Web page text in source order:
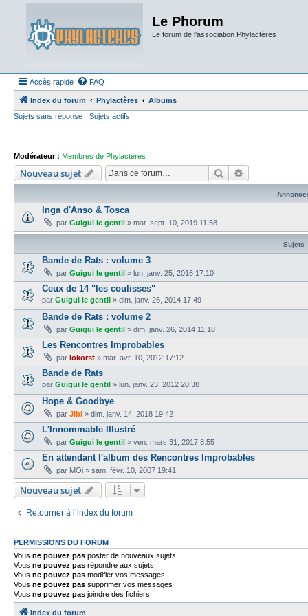
Le Phorum
Le forum de l'association Phylactères
Accès rapide FAQ
Index du forum Phylactères
Albums
Sujets sans réponse
Sujets actifs
Modérateur : Membres de Phylactères
Nouveau sujet Rechercher
Inga d'Anso & Tosca
par Guigui le gentil » mar. sept. 10, 2019 11:58
Sujets
Bande de Rats : volume 3
par Guigui le gentil » lun. janv. 25, 2016 17:10
Ceux de 14 "les coulisses"
par Guigui le gentil » dim. janv. 26, 2014 17:49
Bande de Rats : volume 2
par Guigui le gentil » dim. janv. 26, 2014 11:18
Les Rencontres Improbables
par lokorst » mar. avr. 10, 2012 17:12
Bande de Rats
par Guigui le gentil » lun. janv. 23, 2012 20:38
Hope & Goodbye
par Jibi » dim. janv. 14, 2018 19:42
L'Innommable Illustré
par Guigui le gentil » ven. mars 31, 2017 8:55
En attendant l'album des Rencontres Improbables
par MOi » sam. févr. 10, 2007 19:41
Nouveau sujet
Retourner à l’index du forum
PERMISSIONS DU FORUM
Vous ne pouvez pas poster de nouveaux sujets
Vous ne pouvez pas répondre aux sujets
Vous ne pouvez pas modifier vos messages
Vous ne pouvez pas supprimer vos messages
Vous ne pouvez pas joindre des fichiers
Index du forum